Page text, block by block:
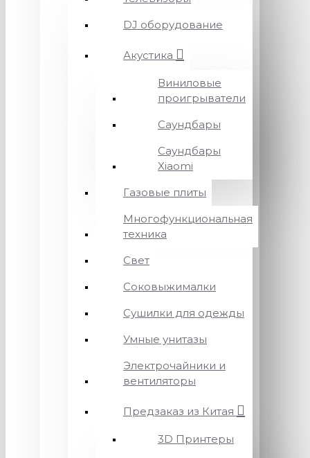
DJ оборудование
Акустика
Виниловые
проигрыватели
Саундбары
Саундбары
Xiaomi
Газовые плиты
Многофункциональная
техника
Свет
Соковыжималки
Сушилки для одежды
Умные унитазы
Электрочайники и
вентиляторы
Предзаказ из Китая
3D Принтеры